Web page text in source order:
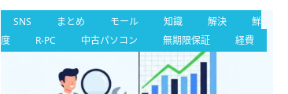
SNS まとめ モール 知識 解決
鮮
度
R-PC 中古パソコン 無期限保証 経費